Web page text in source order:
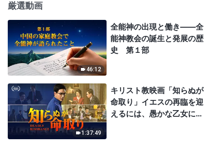
厳選動画
46:12
全能神の出現と働き——全
能神教会の誕生と発展の歴
史 第１部
1:37:49
キリスト教映画「知らぬが
命取り」イエスの再臨を迎
えるには、愚かな乙女にな